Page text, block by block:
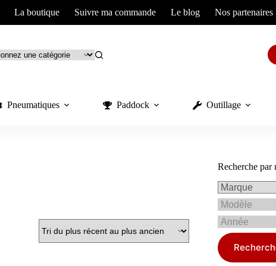
La boutique Suivre ma commande Le blog Nos partenaires
Pneumatiques Paddock Outillage
Recherche par